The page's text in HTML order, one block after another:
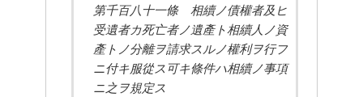
第千百八十一條　相續ノ債權者及ヒ
受遺者カ死亡者ノ遺產ト相續人ノ資
產トノ分離ヲ請求スルノ權利ヲ行フ
ニ付キ服從ス可キ條件ハ相續ノ事項
ニ之ヲ規定ス